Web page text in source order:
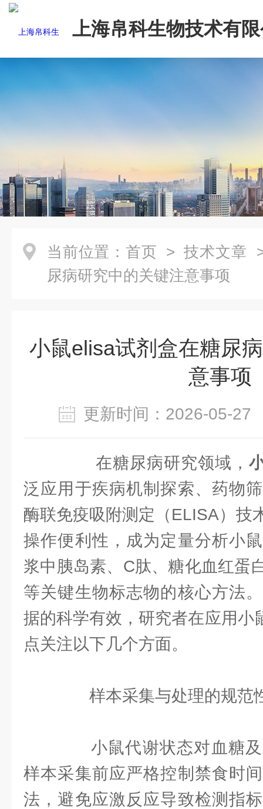
上海帛科生物技术有
当前位置： 首页 > 技术文章
尿病研究中的关键注意事项
小鼠elisa试剂盒在糖尿
意事项
更新时间：2026-05-
在糖尿病研究领域，
泛应用于疾病机制探索、药物
酶联免疫吸附测定（ELISA）技
操作便利性，成为定量分析小
浆中胰岛素、C肽、糖化血红蛋
等关键生物标志物的核心方法
据的科学有效，研究者在应用小
点关注以下几个方面。
样本采集与处理的规范
小鼠代谢状态对血糖及
样本采集前应严格控制禁食时
法，避免应激反应导致检测指